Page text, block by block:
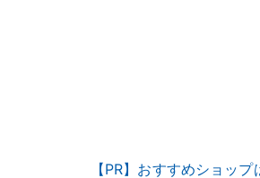
【PR】おすすめショップ